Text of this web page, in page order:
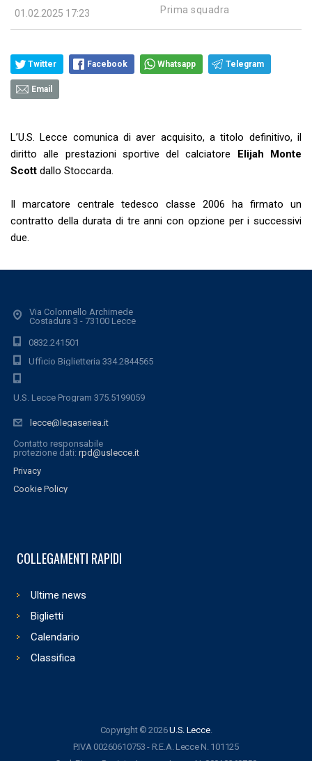
01.02.2025 17:23 Prima squadra
Twitter Facebook Whatsapp Telegram
Email
L’U.S. Lecce comunica di aver acquisito, a titolo definitivo, il
diritto alle prestazioni sportive del calciatore Elijah Monte
Scott dallo Stoccarda.
Il marcatore centrale tedesco classe 2006 ha firmato un
contratto della durata di tre anni con opzione per i successivi
due.
Via Colonnello Archimede
Costadura 3 - 73100 Lecce
0832.241501
Ufficio Biglietteria 334.2844565
U.S. Lecce Program 375.5199059
lecce@legaseriea.it
Contatto responsabile
protezione dati: rpd@uslecce.it
Privacy
Cookie Policy
COLLEGAMENTI RAPIDI
Ultime news
Biglietti
Calendario
Classifica
Copyright © 2026U.S. Lecce.
P.IVA 00260610753 - R.E.A. Lecce N. 101125